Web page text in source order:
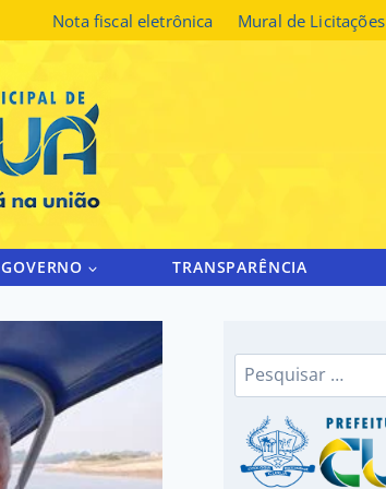
Nota fiscal eletrônica Mural de Licitações
GOVERNO TRANSPARÊNCIA
Pesquisar
por: